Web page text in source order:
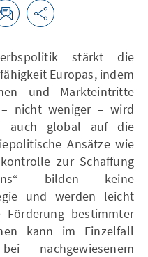
stärkt die
Europas, indem
und Markteintritte
nicht weniger – wird
auch global auf die
Ansätze wie
zur Schaffung
bilden keine
und werden leicht
Förderung bestimmter
kann im Einzelfall
nachgewiesenem